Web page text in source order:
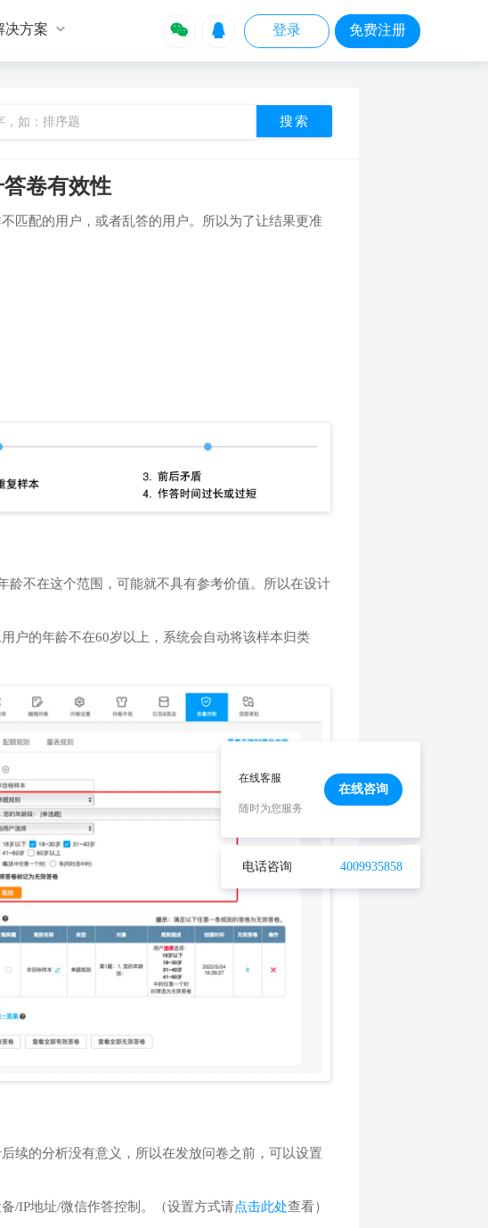
决方案    登录 免费注册
卷有效性
匹配的用户，或者乱答的用户。所以为了让结果更准
龄不在这个范围，可能就不具有参考价值。所以在设计
户的年龄不在60岁以上，系统会自动将该样本归类
续的分析没有意义，所以在发放问卷之前，可以设置
/IP地址/微信作答控制。（设置方式请点击此处查看）
在线客服
随时为您服务
在线咨询
电话咨询 4009935858